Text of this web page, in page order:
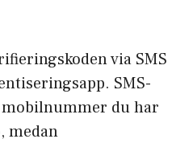
via SMS
SMS-
du har
medan